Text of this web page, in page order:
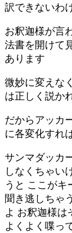
訳できないわ
お釈迦様が言
法書を開けて
あります
微妙に変えな
は正しく説か
だからアッカ
に各変化すれ
サンマダッカ
しなくちゃい
うと ここがキ
聞き逃しちゃ
よ お釈迦様は
よくよく喋っ